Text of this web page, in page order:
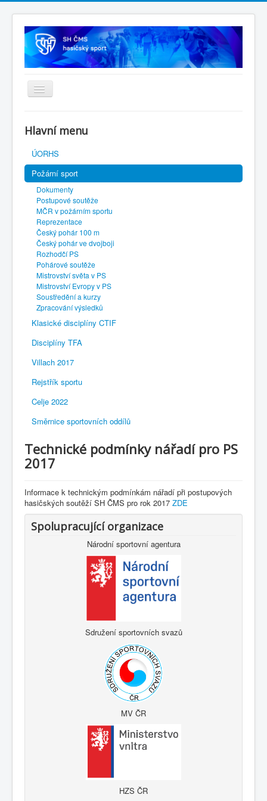
SH ČMS
Hlavní menu
ÚORHS
Požární sport
Dokumenty
Postupové soutěže
MČR v požárním sportu
Reprezentace
Český pohár 100 m
Český pohár ve dvojboji
Rozhodčí PS
Pohárové soutěže
Mistrovství světa v PS
Mistrovství Evropy v PS
Soustředění a kurzy
Zpracování výsledků
Klasické disciplíny CTIF
Disciplíny TFA
Villach 2017
Rejstřík sportu
Celje 2022
Směrnice sportovních oddílů
Technické podmínky nářadí pro PS
2017
Informace k technickým podmínkám nářadí při postupových
hasičských soutěží SH ČMS pro rok 2017 ZDE
Spolupracující organizace
Národní sportovní agentura
Sdružení sportovních svazů
MV ČR
HZS ČR